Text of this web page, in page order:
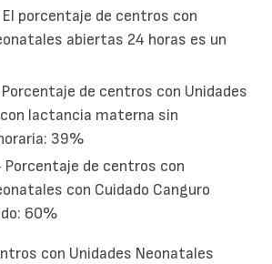
porcentaje de centros con
abiertas 24 horas es un
de centros con Unidades
lactancia materna sin
39%
Porcentaje de centros con
con Cuidado Canguro
60%
con Unidades Neonatales